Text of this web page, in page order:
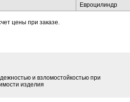
Евроцилиндр
цены при заказе.
и взломостойкостью при
изделия